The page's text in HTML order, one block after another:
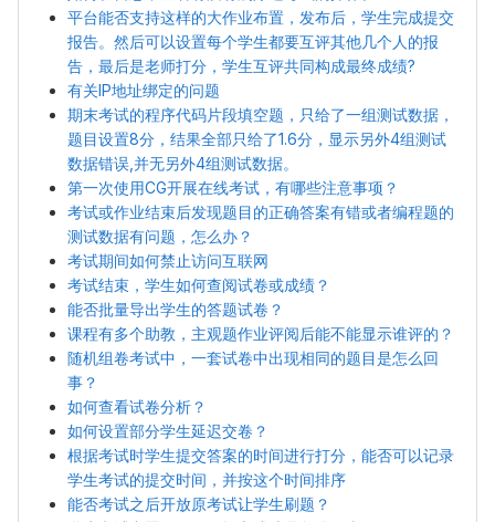
平台能否支持这样的大作业布置，发布后，学生完成提交
报告。然后可以设置每个学生都要互评其他几个人的报
告，最后是老师打分，学生互评共同构成最终成绩?
有关IP地址绑定的问题
期末考试的程序代码片段填空题，只给了一组测试数据，
题目设置8分，结果全部只给了1.6分，显示另外4组测试
数据错误,并无另外4组测试数据。
第一次使用CG开展在线考试，有哪些注意事项？
考试或作业结束后发现题目的正确答案有错或者编程题的
测试数据有问题，怎么办？
考试期间如何禁止访问互联网
考试结束，学生如何查阅试卷或成绩？
能否批量导出学生的答题试卷？
课程有多个助教，主观题作业评阅后能不能显示谁评的？
随机组卷考试中，一套试卷中出现相同的题目是怎么回
事？
如何查看试卷分析？
如何设置部分学生延迟交卷？
根据考试时学生提交答案的时间进行打分，能否可以记录
学生考试的提交时间，并按这个时间排序
能否考试之后开放原考试让学生刷题？